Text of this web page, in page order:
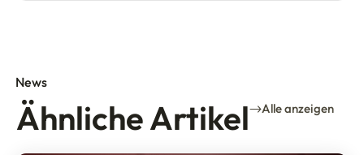
News
Ähnliche Artikel Alle anzeigen